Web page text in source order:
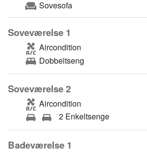
Sovesofa
Soveværelse 1
Aircondition
Dobbeltseng
Soveværelse 2
Aircondition
2 Enkeltsenge
Badeværelse 1